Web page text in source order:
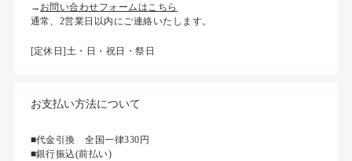
→ お問い合わせフォームはこちら
通常、2営業日以内にご連絡いたします。
[定休日]土・日・祝日・祭日
お支払い方法について
■代金引換 全国一律330円
■銀行振込(前払い)